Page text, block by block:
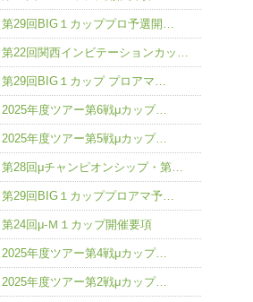
第29回BIG１カッププロ予選開…
第22回関西インビテーションカッ…
第29回BIG１カップ プロアマ…
2025年度ツアー第6戦μカップ…
2025年度ツアー第5戦μカップ…
第28回μチャンピオンシップ・第…
第29回BIG１カッププロアマ予…
第24回μ-Ｍ１カップ開催要項
2025年度ツアー第4戦μカップ…
2025年度ツアー第2戦μカップ…